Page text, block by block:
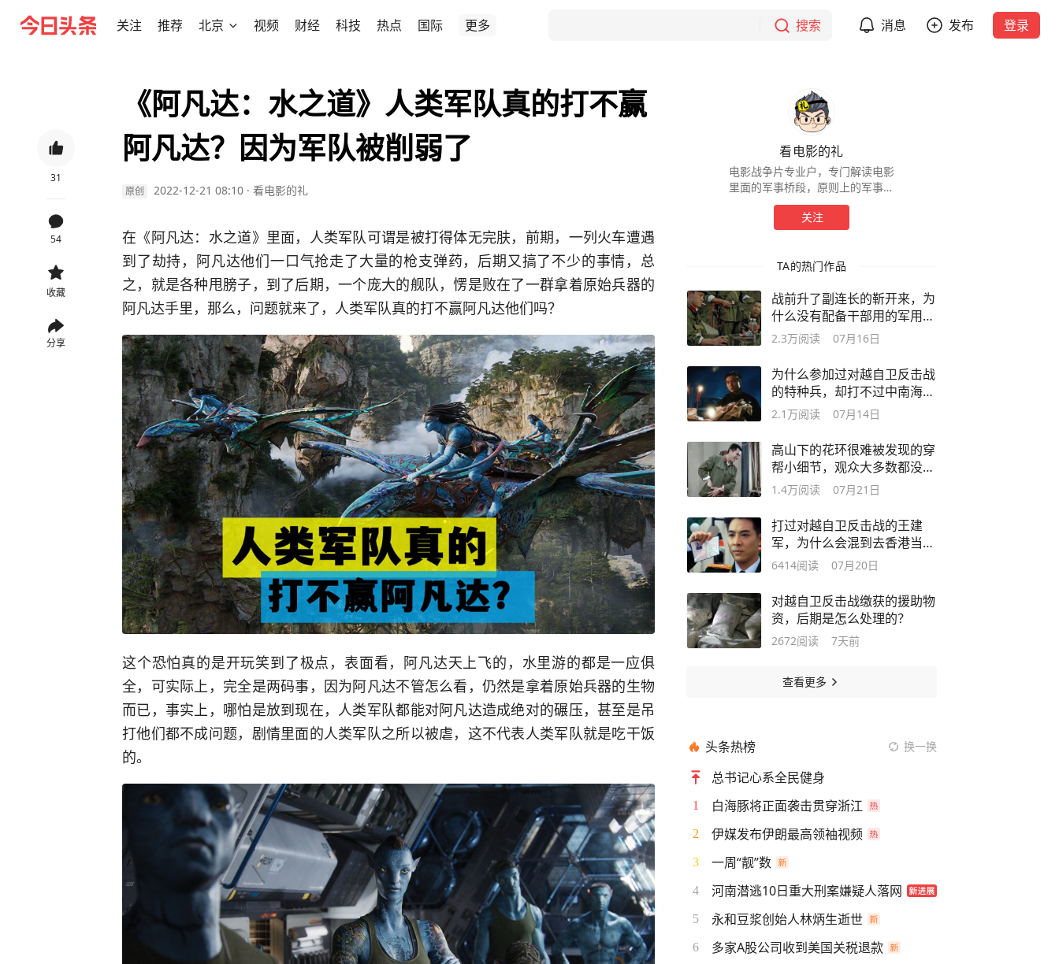
关注 推荐 北京 视频 财经 科技 热点 国际 更多 搜索 消息 发布 登录
31
54
收藏
分享
《阿凡达：水之道》人类军队真的打不赢
阿凡达？因为军队被削弱了
原创 2022-12-21 08:10 · 看电影的礼
在《阿凡达：水之道》里面，人类军队可谓是被打得体无完肤，前期，一列火车遭遇
到了劫持，阿凡达他们一口气抢走了大量的枪支弹药，后期又搞了不少的事情，总
之，就是各种甩膀子，到了后期，一个庞大的舰队，愣是败在了一群拿着原始兵器的
阿凡达手里，那么，问题就来了，人类军队真的打不赢阿凡达他们吗？
这个恐怕真的是开玩笑到了极点，表面看，阿凡达天上飞的，水里游的都是一应俱
全，可实际上，完全是两码事，因为阿凡达不管怎么看，仍然是拿着原始兵器的生物
而已，事实上，哪怕是放到现在，人类军队都能对阿凡达造成绝对的碾压，甚至是吊
打他们都不成问题，剧情里面的人类军队之所以被虐，这不代表人类军队就是吃干饭
的。
看电影的礼
电影战争片专业户，专门解读电影
里面的军事桥段，原则上的军事知
识的储备量还算挺高，实际上是个
半军盲。
关注
TA的热门作品
战前升了副连长的靳开来，为
什么没有配备干部用的军用手
枪？
2.3万阅读 07月16日
为什么参加过对越自卫反击战
的特种兵，却打不过中南海保
镖？
2.1万阅读 07月14日
高山下的花环很难被发现的穿
帮小细节，观众大多数都没发
现这些
1.4万阅读 07月21日
打过对越自卫反击战的王建
军，为什么会混到去香港当雇
佣兵？
6414阅读 07月20日
对越自卫反击战缴获的援助物
资，后期是怎么处理的？
2672阅读 7天前
查看更多
头条热榜 换一换
总书记心系全民健身
1 白海豚将正面袭击贯穿浙江
2 伊媒发布伊朗最高领袖视频
3 一周“靓”数
4 河南潜逃10日重大刑案嫌疑人落网
5 永和豆浆创始人林炳生逝世
6 多家A股公司收到美国关税退款